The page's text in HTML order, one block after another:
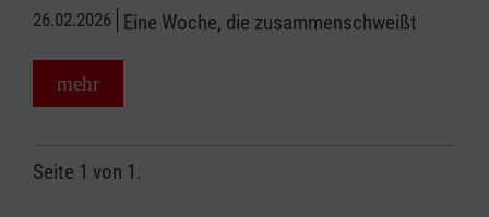
26.02.2026 Eine Woche, die zusammenschweißt
mehr
Seite 1 von 1.